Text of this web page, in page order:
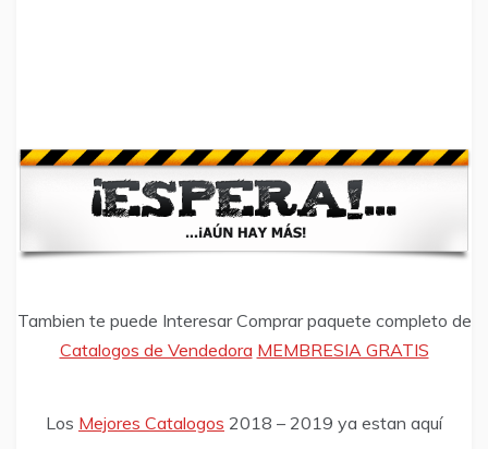
Tambien te puede Interesar Comprar paquete completo de
Catalogos de Vendedora MEMBRESIA GRATIS
Los Mejores Catalogos 2018 – 2019 ya estan aquí